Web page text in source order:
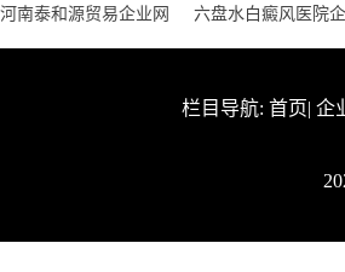
河南泰和源贸易企业网
六盘水白癜风医院
栏目导航: 首页| 企